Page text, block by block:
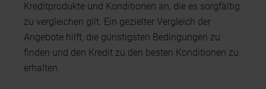
Kreditprodukte und Konditionen an, die es sorgfältig
zu vergleichen gilt. Ein gezielter Vergleich der
Angebote hilft, die günstigsten Bedingungen zu
finden und den Kredit zu den besten Konditionen zu
erhalten.